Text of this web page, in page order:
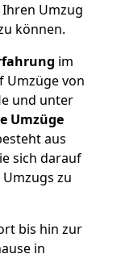
Umzug
können.
im
Umzüge von
und unter
Umzüge
aus
sich darauf
zu
bis hin zur
in